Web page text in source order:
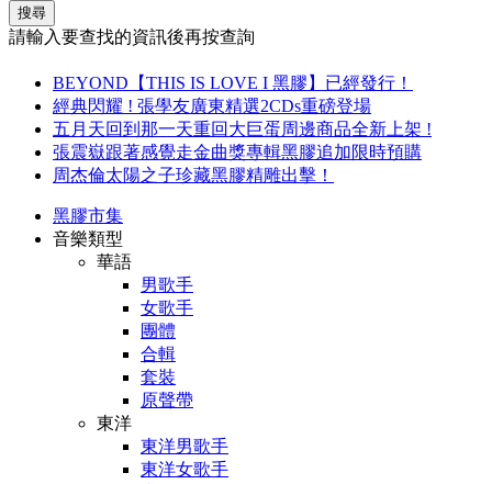
搜尋
請輸入要查找的資訊後再按查詢
BEYOND【THIS IS LOVE I 黑膠】已經發行！
經典閃耀 ! 張學友廣東精選2CDs重磅登場
五月天回到那一天重回大巨蛋周邊商品全新上架 !
張震嶽跟著感覺走金曲獎專輯黑膠追加限時預購
周杰倫太陽之子珍藏黑膠精雕出擊！
黑膠市集
音樂類型
華語
男歌手
女歌手
團體
合輯
套裝
原聲帶
東洋
東洋男歌手
東洋女歌手